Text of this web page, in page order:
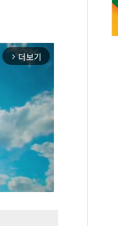
arrow_forward_ios 더보기